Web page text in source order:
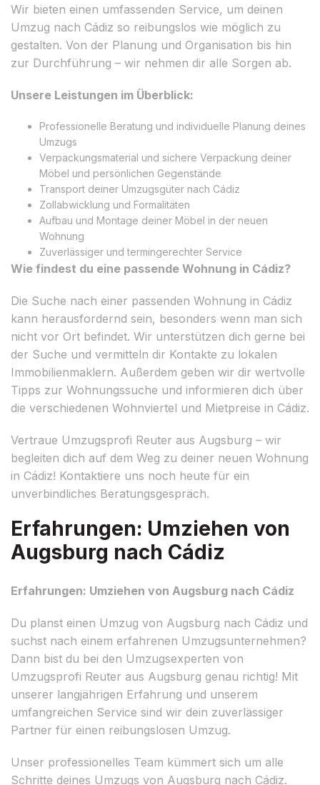
Wir bieten einen umfassenden Service, um deinen
Umzug nach Cádiz so reibungslos wie möglich zu
gestalten. Von der Planung und Organisation bis hin
zur Durchführung – wir nehmen dir alle Sorgen ab.
Unsere Leistungen im Überblick:
Professionelle Beratung und individuelle Planung deines
Umzugs
Verpackungsmaterial und sichere Verpackung deiner
Möbel und persönlichen Gegenstände
Transport deiner Umzugsgüter nach Cádiz
Zollabwicklung und Formalitäten
Aufbau und Montage deiner Möbel in der neuen
Wohnung
Zuverlässiger und termingerechter Service
Wie findest du eine passende Wohnung in Cádiz?
Die Suche nach einer passenden Wohnung in Cádiz
kann herausfordernd sein, besonders wenn man sich
nicht vor Ort befindet. Wir unterstützen dich gerne bei
der Suche und vermitteln dir Kontakte zu lokalen
Immobilienmaklern. Außerdem geben wir dir wertvolle
Tipps zur Wohnungssuche und informieren dich über
die verschiedenen Wohnviertel und Mietpreise in Cádiz.
Vertraue Umzugsprofi Reuter aus Augsburg – wir
begleiten dich auf dem Weg zu deiner neuen Wohnung
in Cádiz! Kontaktiere uns noch heute für ein
unverbindliches Beratungsgespräch.
Erfahrungen: Umziehen von
Augsburg nach Cádiz
Erfahrungen: Umziehen von Augsburg nach Cádiz
Du planst einen Umzug von Augsburg nach Cádiz und
suchst nach einem erfahrenen Umzugsunternehmen?
Dann bist du bei den Umzugsexperten von
Umzugsprofi Reuter aus Augsburg genau richtig! Mit
unserer langjährigen Erfahrung und unserem
umfangreichen Service sind wir dein zuverlässiger
Partner für einen reibungslosen Umzug.
Unser professionelles Team kümmert sich um alle
Schritte deines Umzugs von Augsburg nach Cádiz.